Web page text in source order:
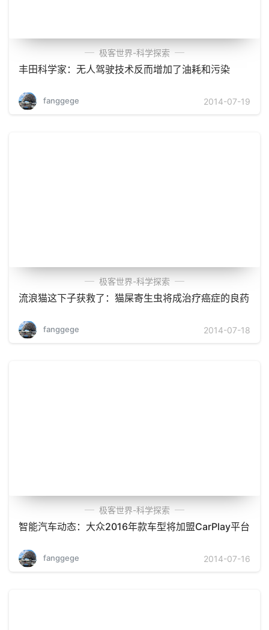
极客世界-科学探索
丰田科学家：无人驾驶技术反而增加了油耗和污染
fanggege 2014-07-19
极客世界-科学探索
流浪猫这下子获救了：猫屎寄生虫将成治疗癌症的良药
fanggege 2014-07-18
极客世界-科学探索
智能汽车动态：大众2016年款车型将加盟CarPlay平台
fanggege 2014-07-16